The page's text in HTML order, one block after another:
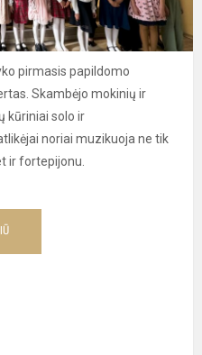
pirmasis papildomo
Skambėjo mokinių ir
kūriniai solo ir
noriai muzikuoja ne tik
ir fortepijonu.